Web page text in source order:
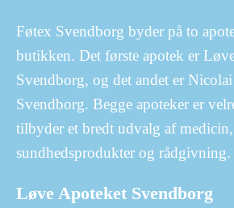
Føtex Svendborg byder på to
butikken. Det første apotek er
Svendborg, og det andet er
Svendborg. Begge apoteker er
tilbyder et bredt udvalg af medicin,
sundhedsprodukter og rådgivning.
Løve Apoteket Svendborg